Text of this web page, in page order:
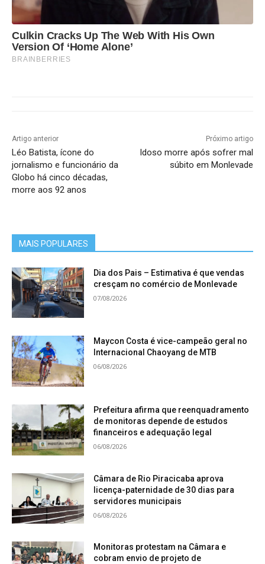
ovas e outros subprodutos);
20. Queijos tipo muçarela, minas, prato, de
coalho, ricota, requeijão, provolone, parmesão,
22. Sal.
em relação à alíquota padrão
1. Amido de milho;
2. Cereais não contemplados com alíquota
zero;
3. Crustáceos (exceto lagostas e lagostim);
4. Extrato de tomate;
5. Farinha, grumos e sêmolas, de cerais; grãos
esmagados ou em flocos, de cereais;
6. Fruta de casca rija regional, amendoins e
outras sementes;
lácteos;
Culkin Cracks Up The Web With His Own
Version Of ‘Home Alone’
BRAINBERRIES
Artigo anterior
Léo Batista, ícone do
jornalismo e funcionário da
Globo há cinco décadas,
morre aos 92 anos
Próximo artigo
Idoso morre após sofrer mal
súbito em Monlevade
MAIS POPULARES
Dia dos Pais – Estimativa é que vendas
cresçam no comércio de Monlevade
07/08/2026
Maycon Costa é vice-campeão geral no
Internacional Chaoyang de MTB
06/08/2026
Prefeitura afirma que reenquadramento
de monitoras depende de estudos
financeiros e adequação legal
06/08/2026
Câmara de Rio Piracicaba aprova
licença-paternidade de 30 dias para
servidores municipais
06/08/2026
Monitoras protestam na Câmara e
cobram envio de projeto de